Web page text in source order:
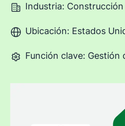
Industria: Construcción
Ubicación: Estados
Función clave: Gestión